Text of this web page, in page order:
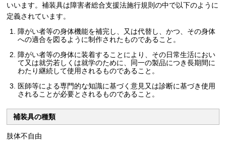
いいます。補装具は障害者総合支援法施行規則の中で以下のように
定義されています。
障がい者等の身体機能を補完し、又は代替し、かつ、その身体
への適合を図るように制作されたものであること。
障がい者等の身体に装着することにより、その日常生活におい
て又は就労若しくは就学のために、同一の製品につき長期間に
わたり継続して使用されるものであること。
医師等による専門的な知識に基づく意見又は診断に基づき使用
されることが必要とされるものであること。
補装具の種類
肢体不自由